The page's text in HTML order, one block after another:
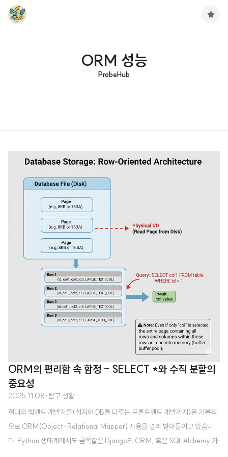
ORM 성능
ProbeHub
ORM의 편리함 속 함정 - SELECT *와 수직 분할의
중요성
2025.11.08 ·탐구 생활
현대의 백엔드 개발자들(심지어 DB를 다루는 프론트엔드 개발까지)은 기본적
으로 ORM(Object-Relational Mapper) 사용을 널리 받아들이고 있습니
다. Python 생태계에서도 금쪽같은 Django의 ORM, 혹은 SQLAlchemy 가
구